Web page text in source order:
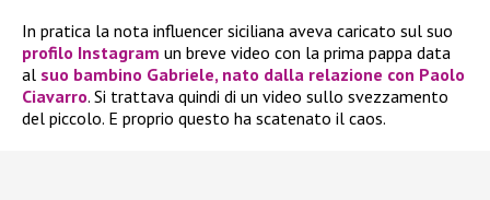
In pratica la nota influencer siciliana aveva caricato sul suo
profilo Instagram un breve video con la prima pappa data
al suo bambino Gabriele, nato dalla relazione con Paolo
Ciavarro. Si trattava quindi di un video sullo svezzamento
del piccolo. E proprio questo ha scatenato il caos.